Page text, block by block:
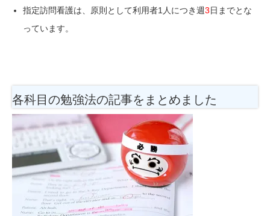
指定訪問看護は、原則として利用者1人につき週3日までとな
っています。
各科目の勉強法の記事をまとめました